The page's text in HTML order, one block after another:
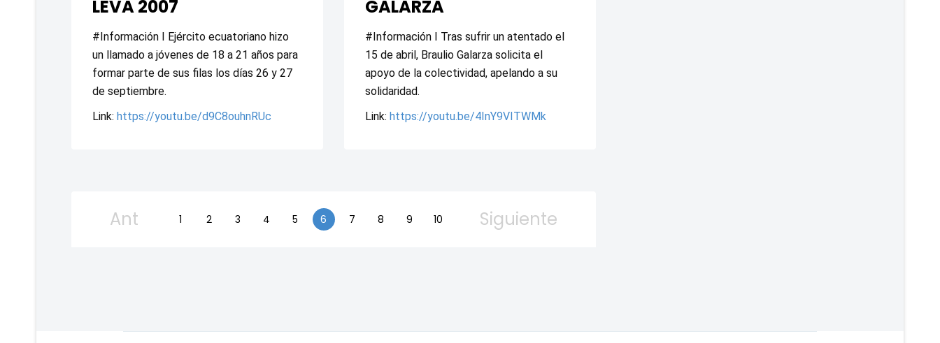
LEVA 2007
#Información I Ejército ecuatoriano hizo
un llamado a jóvenes de 18 a 21 años para
formar parte de sus filas los días 26 y 27
de septiembre.
Link: https://youtu.be/d9C8ouhnRUc
GALARZA
#Información I Tras sufrir un atentado el
15 de abril, Braulio Galarza solicita el
apoyo de la colectividad, apelando a su
solidaridad.
Link: https://youtu.be/4InY9VITWMk
Ant 1 2 3 4 5 6 7 8 9 10 Siguiente